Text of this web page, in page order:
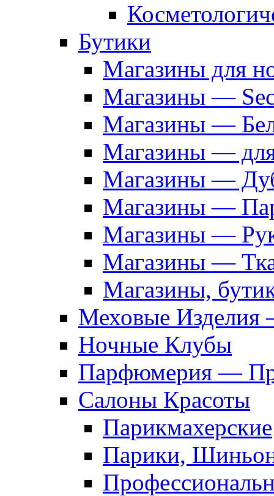
Бутики
Магазины для
Магазины —
Магазины —
Магазины —
Магазины —
Магазины —
Магазины —
Магазины —
Магазины,
Меховые Изделия
Ночные Клубы
Парфюмерия —
Салоны Красоты
Парикмахерские
Парики,